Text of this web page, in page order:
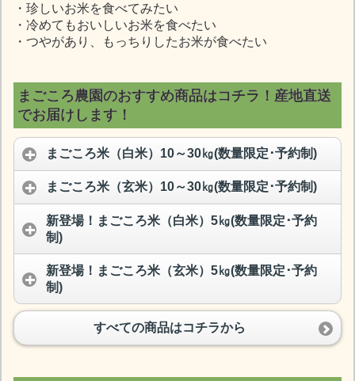
・珍しいお米を食べてみたい
・冷めてもおいしいお米を食べたい
・つやがあり、もっちりしたお米が食べたい
まごころ農園のおすすめ商品はコチラ！産地直送
でお届けします！
まごころ米（白米）10～30㎏(数量限定･予約制)
まごころ米（玄米）10～30㎏(数量限定･予約制)
新登場！まごころ米（白米）5㎏(数量限定･予約
制)
新登場！まごころ米（玄米）5㎏(数量限定･予約
制)
すべての商品はコチラから